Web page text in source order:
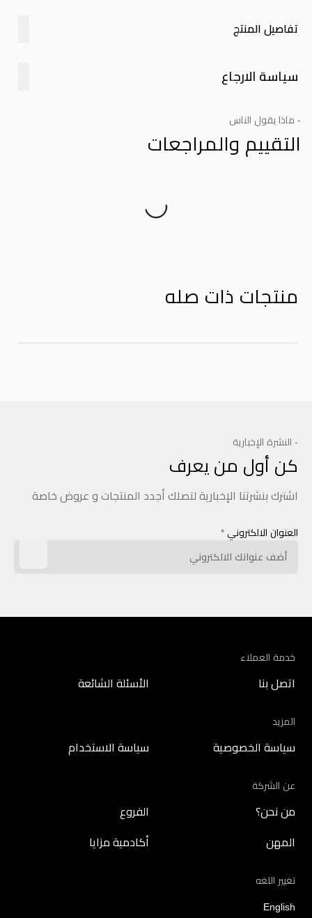
تفاصيل المنتج
سياسة الارجاع
- ماذا يقول الناس
التقييم والمراجعات
منتجات ذات صله
- النشرة الإخبارية
كن أول من يعرف
اشترك بنشرتنا الإخبارية لتصلك أجدد المنتجات و عروض خاصة
العنوان الالكتروني *
خدمة العملاء
اتصل بنا الأسئلة الشائعة
المزيد
سياسة الخصوصية سياسة الاستخدام
عن الشركة
من نحن؟ الفروع
المهن أكادمية مزايا
تغيير اللغه
English